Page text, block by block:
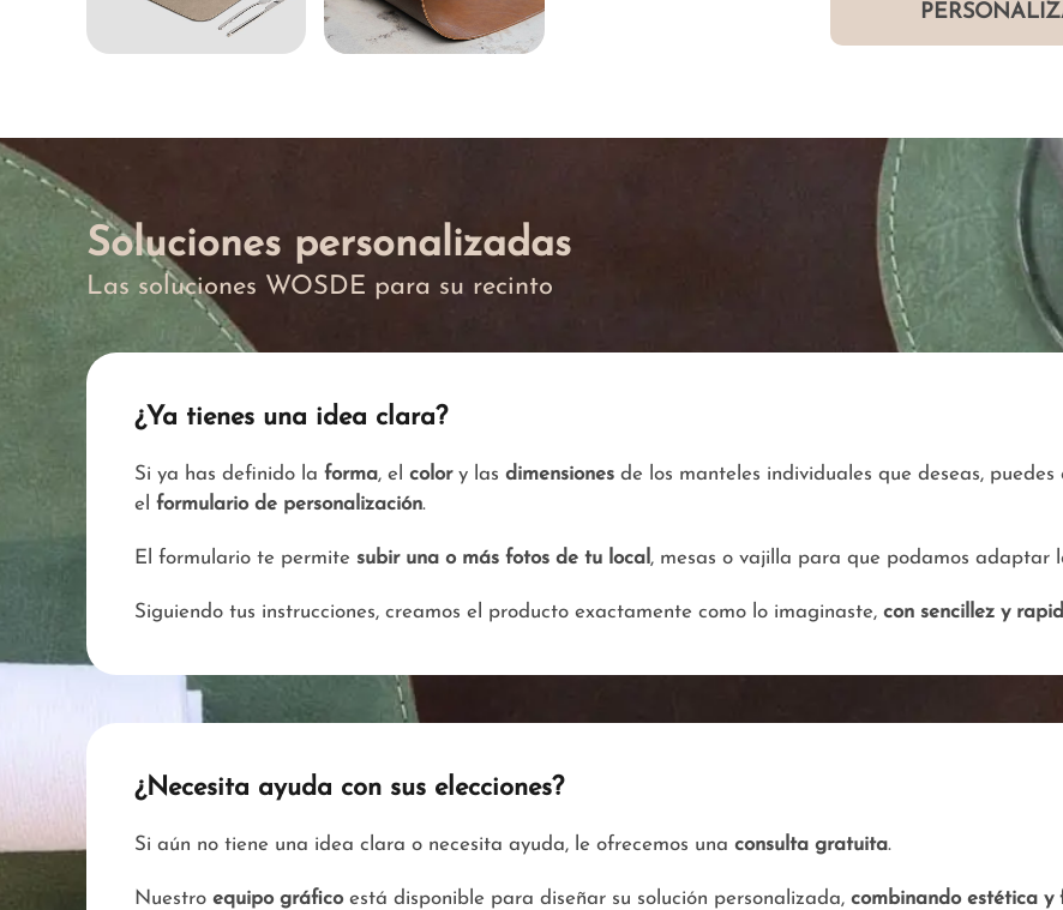
Soluciones personalizadas
Las soluciones WOSDE para su recinto
¿Ya tienes una idea clara?
Si ya has definido la forma, el colory las dimensiones de los manteles individuales que deseas,
el formulario de personalización.
El formulario te permite subir una o más fotos de tu local , mesas o vajilla para que podamos adaptar
Siguiendo tus instrucciones, creamos el producto exactamente como lo imaginaste, con sencillez y
¿Necesita ayuda con sus elecciones?
Si aún no tiene una idea clara o necesita ayuda, le ofrecemos una consulta gratuita.
Nuestro equipo gráficoestá disponible para diseñar su solución personalizada, combinando estética y